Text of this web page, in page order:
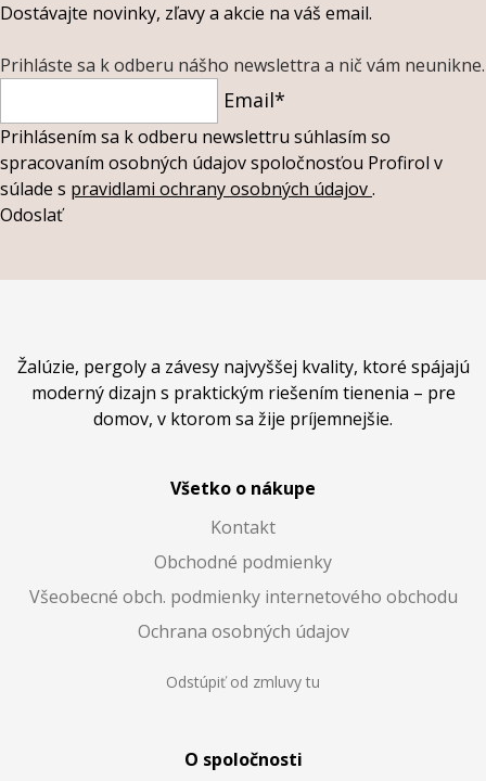
Dostávajte novinky, zľavy a akcie na váš email.
Prihláste sa k odberu nášho newslettra a nič vám neunikne.
Email*
Prihlásením sa k odberu newslettru súhlasím so
spracovaním osobných údajov spoločnosťou Profirol v
súlade s pravidlami ochrany osobných údajov.
Odoslať
Žalúzie, pergoly a závesy najvyššej kvality, ktoré spájajú
moderný dizajn s praktickým riešením tienenia – pre
domov, v ktorom sa žije príjemnejšie.
Všetko o nákupe
Kontakt
Obchodné podmienky
Všeobecné obch. podmienky internetového obchodu
Ochrana osobných údajov
Odstúpiť od zmluvy tu
O spoločnosti